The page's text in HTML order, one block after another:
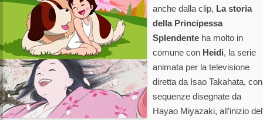
anche dalla clip, La storia
della Principessa
Splendente ha molto in
comune con Heidi, la serie
animata per la televisione
diretta da Isao Takahata, con
sequenze disegnate da
Hayao Miyazaki, all’inizio del